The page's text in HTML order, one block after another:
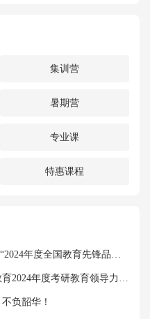
集训营
暑期营
专业课
特惠课程
年度全国教育先锋品牌
2024年度考研教育领导力品
负韶华！